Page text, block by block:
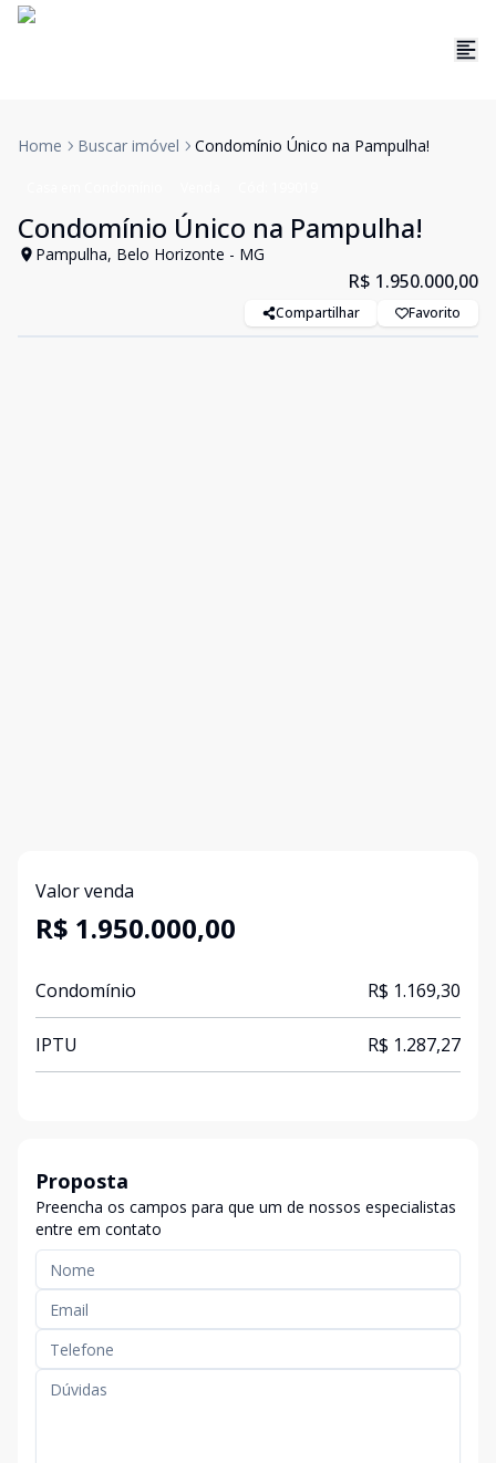
Home Buscar imóvel Condomínio Único na Pampulha!
Condomínio Único na Pampulha!
Pampulha, Belo Horizonte - MG
R$ 1.950.000,00
Compartilhar Favorito
Valor venda
R$ 1.950.000,00
Condomínio R$ 1.169,30
IPTU R$ 1.287,27
Proposta
Preencha os campos para que um de nossos especialistas
entre em contato